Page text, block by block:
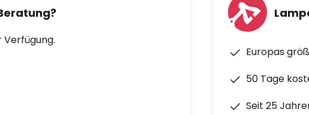
Verfügung.
Europas
50 Tage
Seit 25